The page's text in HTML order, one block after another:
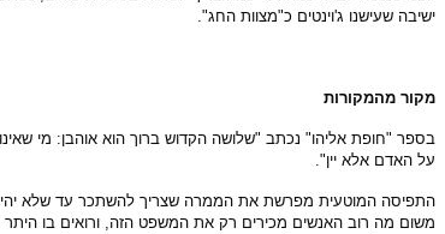
ישיבה שעישנו ג'וינטים כ"מצוות החג".
מקור מהמקורות
בספר "חופת אליהו" נכתב "שלושה הקדוש ברוך הוא אוהבן: מי
על האדם אלא יין".
התפיסה המוטעית מפרשת את הממרה שצריך להשתכר עד שלא יהיה
משום מה רוב האנשים מכירים רק את המשפט הזה, ורואים בו